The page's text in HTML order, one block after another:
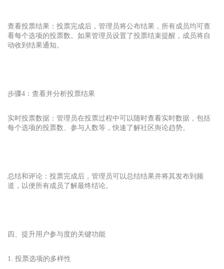
查看投票结果：投票完成后，管理员将公布结果，所有成员均可查
看每个选项的投票数。如果管理员设置了投票结束提醒，成员将自
动收到结果通知。
步骤4：查看并分析投票结果
实时投票数据：管理员在投票过程中可以随时查看实时数据，包括
每个选项的投票数、参与人数等，快速了解社区舆论趋势。
总结和评论：投票完成后，管理员可以总结结果并将其发布到频
道，以便所有成员了解最终结论。
四、提升用户参与度的关键功能
1. 投票选项的多样性